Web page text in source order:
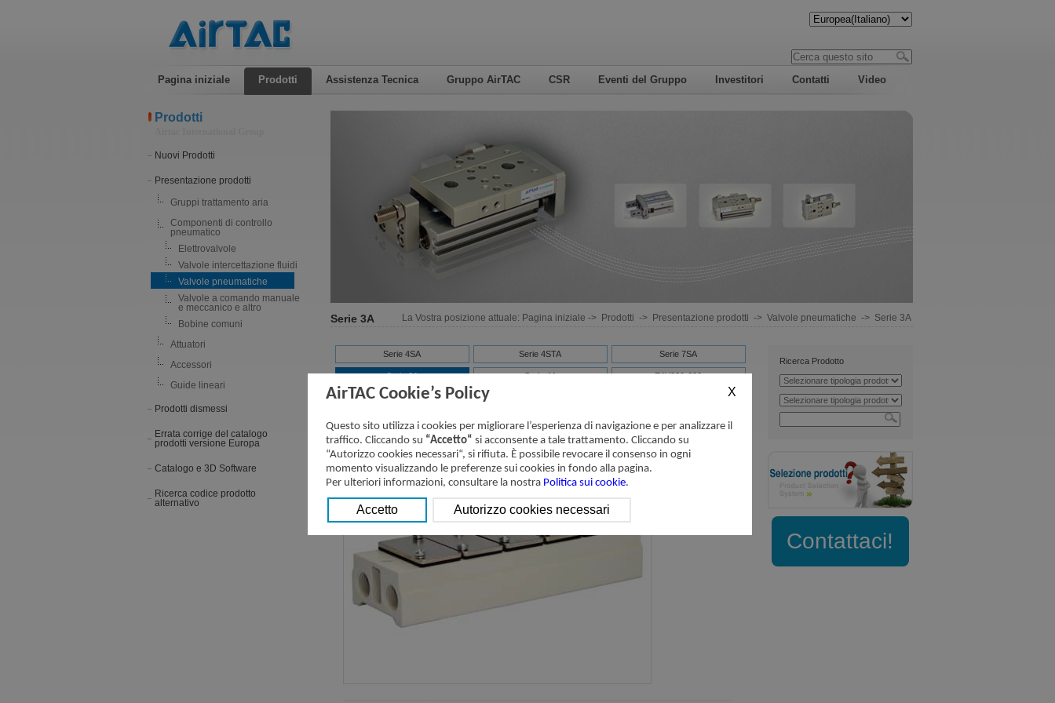
Pagina iniziale Prodotti Assistenza Tecnica Gruppo AirTAC CSR Eventi del Gruppo Investitori Contatti Video
Prodotti
Nuovi Prodotti
Presentazione prodotti
Gruppi trattamento aria
Componenti di controllo
pneumatico
Elettrovalvole
Valvole intercettazione fluidi
Valvole pneumatiche
Valvole a comando manuale
e meccanico e altro
Bobine comuni
Attuatori
Accessori
Guide lineari
Prodotti dismessi
Errata corrige del catalogo
prodotti versione Europa
Catalogo e 3D Software
Ricerca codice prodotto
alternativo
Serie 3A La Vostra posizione attuale: Pagina iniziale -> Prodotti -> Presentazione prodotti -> Valvole pneumatiche -> Serie 3A
Serie 4SA Serie 4STA Serie 7SA
Serie 3A Serie 4A EAV200-600
Serie 3A-Sottobasi
Ricerca Prodotto
Contattaci!
AirTAC Cookie’s Policy
Questo sito utilizza i cookies per migliorare l’esperienza di navigazione e per analizzare il
traffico. Cliccando su “Accetto“ si acconsente a tale trattamento. Cliccando su
“Autorizzo cookies necessari“, si rifiuta. È possibile revocare il consenso in ogni
momento visualizzando le preferenze sui cookies in fondo alla pagina.
Per ulteriori informazioni, consultare la nostra Politica sui cookie.